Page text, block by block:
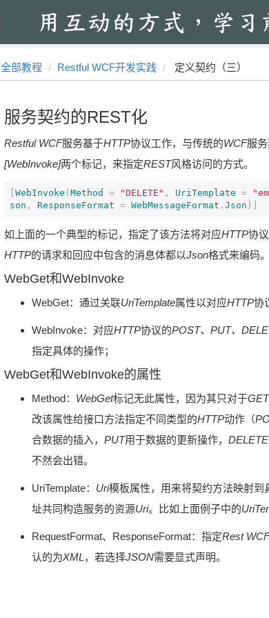
全部教程 Restful WCF开发实践 定义契约（三）
服务契约的REST化
Restful WCF服务基于HTTP协议工作，与传统的WCF服
[WebInvoke]两个标记，来指定REST风格访问的方式。
WebInvoke ( Method = "DELETE" , UriTemplate =
son , ResponseFormat = WebMessageFormat . Json )]
如上面的一个典型的标记，指定了该方法将对应HTTP协
HTTP的请求和回应中包含的消息体都以Json格式来编码。
WebGet和WebInvoke
WebGet：通过关联UriTemplate属性以对应HTTP协
WebInvoke：对应HTTP协议的POST、PUT、
指定具体的操作；
WebGet和WebInvoke的属性
Method： WebGet标记无此属性，因为其只对于GET
改该属性给接口方法指定不同类型的HTTP动作（
合数据的插入， PUT用于数据的更新操作， DELETE
不然会出错。
UriTemplate： Uri模板属性，用来将契约方法映射到
址共同构造服务的资源Uri。比如上面例子中的
RequestFormat、ResponseFormat：指定Rest WCF
认的为XML，若选择JSON需要显式声明。